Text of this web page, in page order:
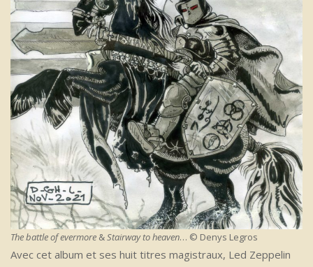
The battle of evermore &Stairway to heaven… © Denys Legros
Avec cet album et ses huit titres magistraux, Led Zeppelin